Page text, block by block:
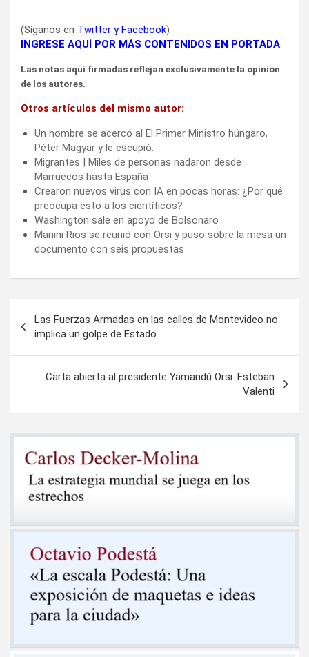
(Síganos en Twitter yFacebook)
INGRESE AQUÍ POR MÁS CONTENIDOS EN PORTADA
Las notas aquí firmadas reflejan exclusivamente la opinión
de los autores.
Otros artículos del mismo autor:
Un hombre se acercó al El Primer Ministro húngaro,
Péter Magyar y le escupió.
Migrantes | Miles de personas nadaron desde
Marruecos hasta España
Crearon nuevos virus con IA en pocas horas: ¿Por qué
preocupa esto a los científicos?
Washington sale en apoyo de Bolsonaro
Manini Rios se reunió con Orsi y puso sobre la mesa un
documento con seis propuestas
de
entradas
Las Fuerzas Armadas en las calles de Montevideo no
implica un golpe de Estado
Carta abierta al presidente Yamandú Orsi. Esteban
Valenti